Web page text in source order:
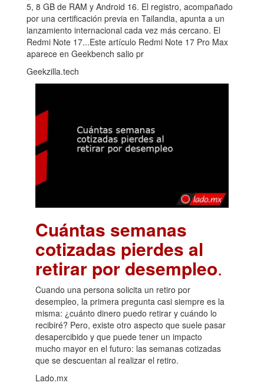
5, 8 GB de RAM y Android 16. El registro, acompañado
por una certificación previa en Tailandia, apunta a un
lanzamiento internacional cada vez más cercano. El
Redmi Note 17...Este artículo Redmi Note 17 Pro Max
aparece en Geekbench salio pr
Geekzilla.tech
Cuántas semanas
cotizadas pierdes al
retirar por desempleo.
Cuando una persona solicita un retiro por
desempleo, la primera pregunta casi siempre es la
misma: ¿cuánto dinero puedo retirar y cuándo lo
recibiré? Pero, existe otro aspecto que suele pasar
desapercibido y que puede tener un impacto
mucho mayor en el futuro: las semanas cotizadas
que se descuentan al realizar el retiro.
Lado.mx